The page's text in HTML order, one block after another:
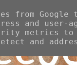
from
and user-
metrics
and